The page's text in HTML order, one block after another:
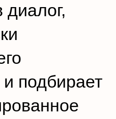
диалог,
подбирает